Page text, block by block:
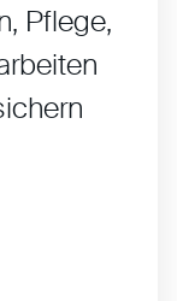
Pflege,